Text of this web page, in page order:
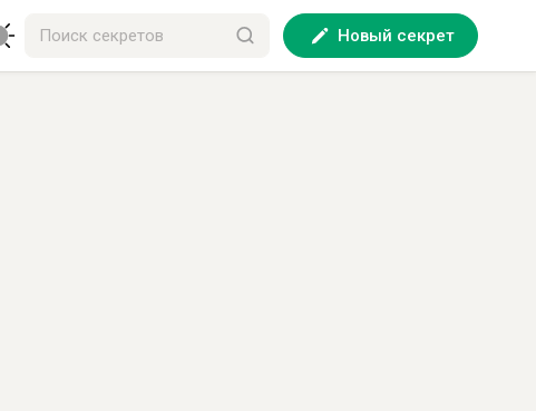
Новый секрет